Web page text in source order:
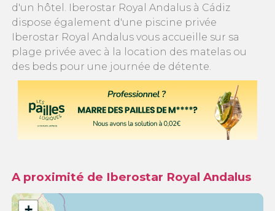
d'un hôtel. Iberostar Royal Andalus à Cádiz
dispose également d'une piscine privée
Iberostar Royal Andalus vous accueille sur sa
plage privée avec à la location des matelas ou
des beds pour une journée de détente.
A proximité de Iberostar Royal Andalus